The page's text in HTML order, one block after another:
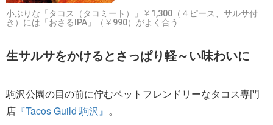
小ぶりな「タコス（タコミート）」￥1,300（４ピース、サルサ付
き）には「おさるIPA」（￥990）がよく合う
生サルサをかけるとさっぱり軽～い味わいに
駒沢公園の目の前に佇むペットフレンドリーなタコス専門
店 『Tacos Guild 駒沢』 。